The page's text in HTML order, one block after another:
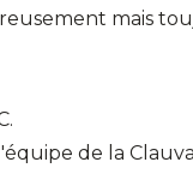
mais
de la